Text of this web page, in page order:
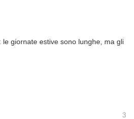
le giornate estive sono lunghe, ma gli
3